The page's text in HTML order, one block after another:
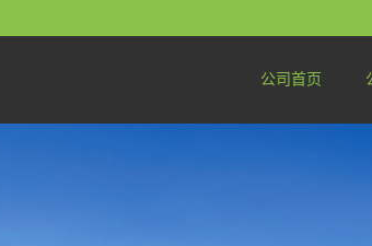
公司首页